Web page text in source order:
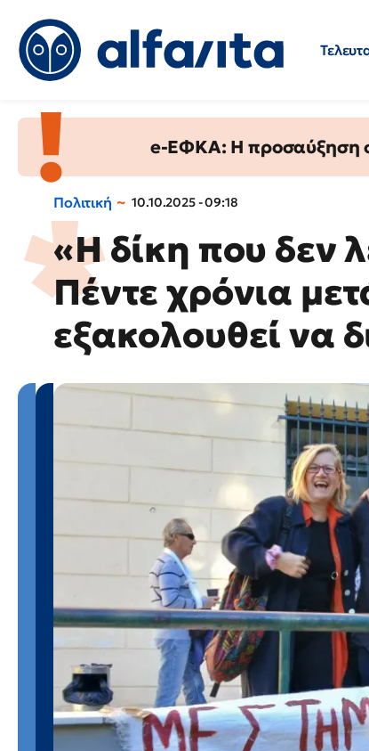
e-ΕΦΚΑ: Η προσαύξηση
Πολιτική 10.10.2025 - 09:18
«Η δίκη που δεν
Πέντε χρόνια
εξακολουθεί να